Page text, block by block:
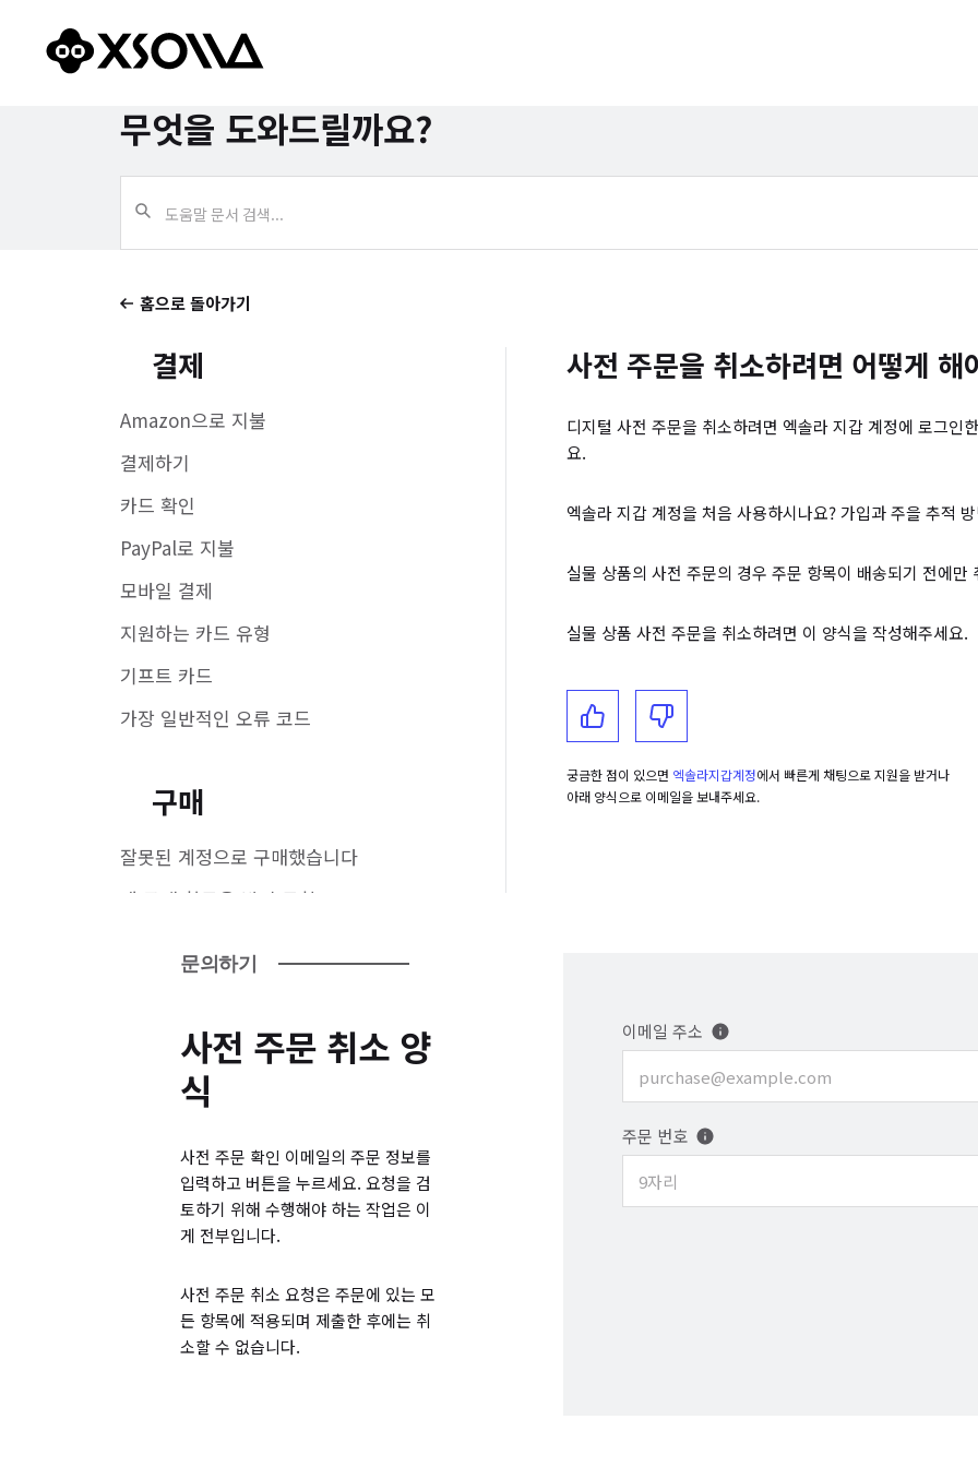
무엇을 도와드릴까요?
홈으로 돌아가기
결제
Amazon으로 지불
결제하기
카드 확인
PayPal로 지불
모바일 결제
지원하는 카드 유형
기프트 카드
가장 일반적인 오류 코드
구매
잘못된 계정으로 구매했습니다
내 구매 항목을 받지 못함
구독을 취소하고 싶습니다
환불
내 디지털 구매 항목 환불
실물 상품 환불
영수증
영수증은 어디에 필요한가요?
사전 주문을 취소하려면 어떻게 해
디지털 사전 주문을 취소하려면 엑솔라 지갑 계정에 로그인
요.
엑솔라 지갑 계정을 처음 사용하시나요? 가입과 주을 추적
실물 상품의 사전 주문의 경우 주문 항목이 배송되기 전에만
실물 상품 사전 주문을 취소하려면 이 양식을 작성해주세요.
궁금한 점이 있으면 엑솔라지갑계정에서 빠른게 채팅으로 지원을 받거나
아래 양식으로 이메일을 보내주세요.
문의하기
사전 주문 취소 양
식
사전 주문 확인 이메일의 주문 정보를
입력하고 버튼을 누르세요. 요청을 검
토하기 위해 수행해야 하는 작업은 이
게 전부입니다.
사전 주문 취소 요청은 주문에 있는 모
든 항목에 적용되며 제출한 후에는 취
소할 수 없습니다.
이메일 주소
주문 번호